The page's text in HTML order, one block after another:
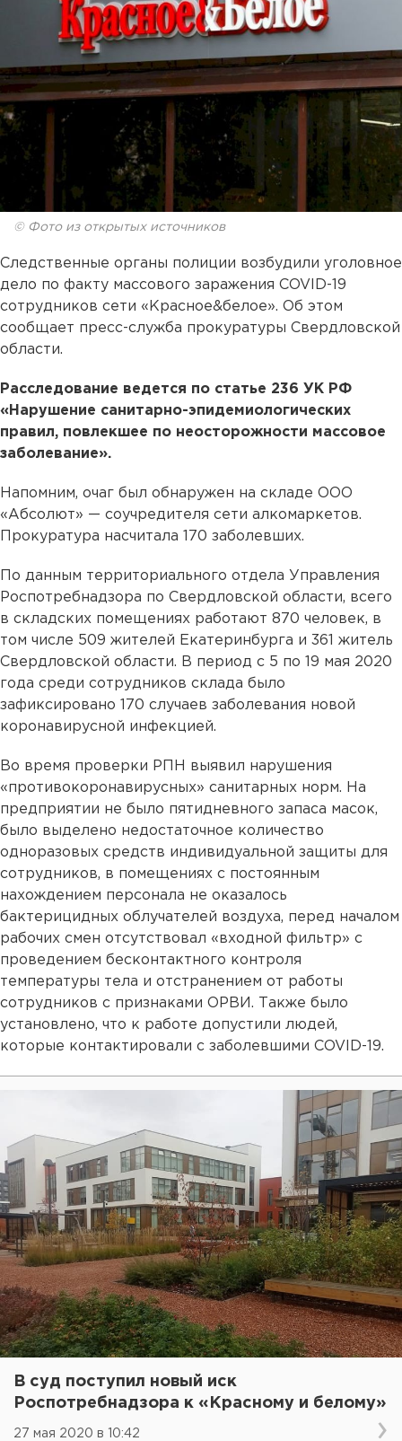
© Фото из открытых источников
Следственные органы полиции возбудили уголовное
дело по факту массового заражения COVID-19
сотрудников сети «Красное&белое». Об этом
сообщает пресс-служба прокуратуры Свердловской
области.
Расследование ведется по статье 236 УК РФ
«Нарушение санитарно-эпидемиологических
правил, повлекшее по неосторожности массовое
заболевание».
Напомним, очаг был обнаружен на складе ООО
«Абсолют» — соучредителя сети алкомаркетов.
Прокуратура насчитала 170 заболевших.
По данным территориального отдела Управления
Роспотребнадзора по Свердловской области, всего
в складских помещениях работают 870 человек, в
том числе 509 жителей Екатеринбурга и 361 житель
Свердловской области. В период с 5 по 19 мая 2020
года среди сотрудников склада было
зафиксировано 170 случаев заболевания новой
коронавирусной инфекцией.
Во время проверки РПН выявил нарушения
«противокоронавирусных» санитарных норм. На
предприятии не было пятидневного запаса масок,
было выделено недостаточное количество
одноразовых средств индивидуальной защиты для
сотрудников, в помещениях с постоянным
нахождением персонала не оказалось
бактерицидных облучателей воздуха, перед началом
рабочих смен отсутствовал «входной фильтр» с
проведением бесконтактного контроля
температуры тела и отстранением от работы
сотрудников с признаками ОРВИ. Также было
установлено, что к работе допустили людей,
которые контактировали с заболевшими COVID-19.
В суд поступил новый иск
Роспотребнадзора к «Красному и белому»
27 мая 2020 в 10:42